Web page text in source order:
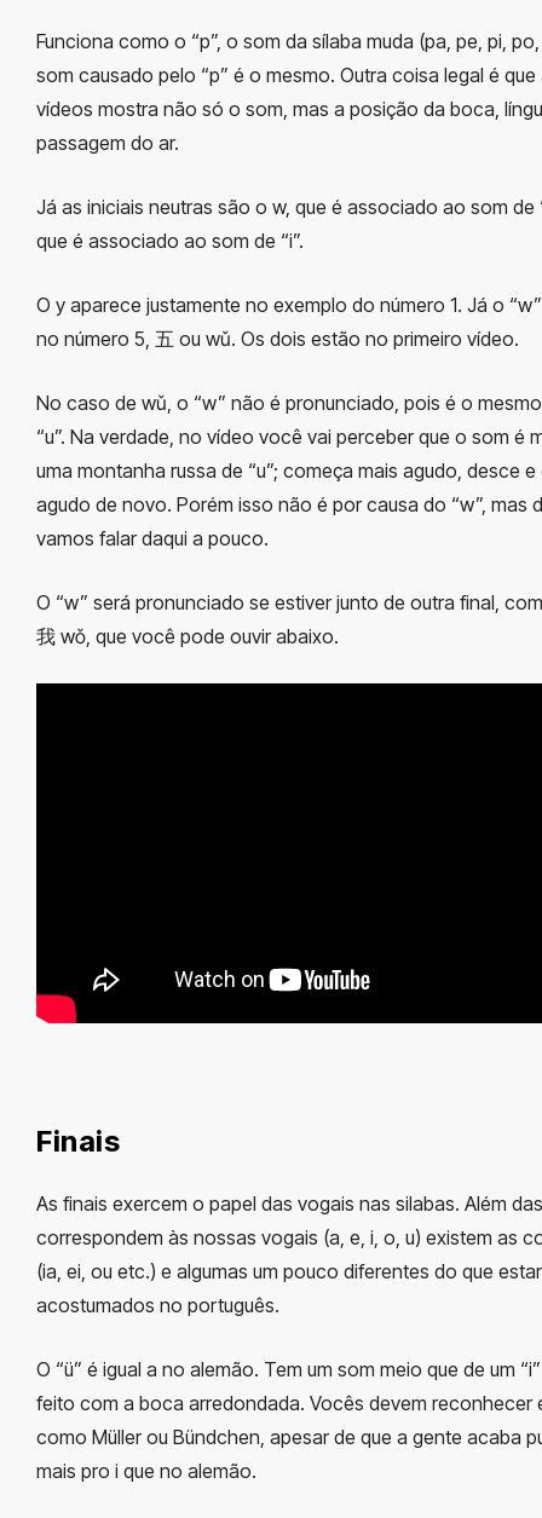
Funciona como o “p”, o som da sílaba muda (pa, pe, pi,
som causado pelo “p” é o mesmo. Outra coisa legal é que
vídeos mostra não só o som, mas a posição da boca,
passagem do ar.
Já as iniciais neutras são o w, que é associado ao som de
que é associado ao som de “i”.
O y aparece justamente no exemplo do número 1. Já o
no número 5, 五 ou wǔ. Os dois estão no primeiro vídeo.
No caso de wǔ, o “w” não é pronunciado, pois é o
“u”. Na verdade, no vídeo você vai perceber que o som é
uma montanha russa de “u”; começa mais agudo, desce
agudo de novo. Porém isso não é por causa do “w”, mas
vamos falar daqui a pouco.
O “w” será pronunciado se estiver junto de outra final,
我 wǒ, que você pode ouvir abaixo.
Finais
As finais exercem o papel das vogais nas silabas. Além
correspondem às nossas vogais (a, e, i, o, u) existem as
(ia, ei, ou etc.) e algumas um pouco diferentes do que
acostumados no português.
O “ü” é igual a no alemão. Tem um som meio que de um
feito com a boca arredondada. Vocês devem reconhecer
como Müller ou Bündchen, apesar de que a gente acaba
mais pro i que no alemão.